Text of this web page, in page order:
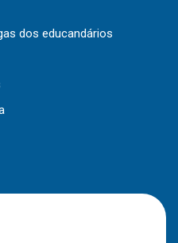
dos educandários